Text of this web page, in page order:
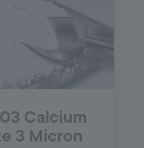
Calcium
3 Micron